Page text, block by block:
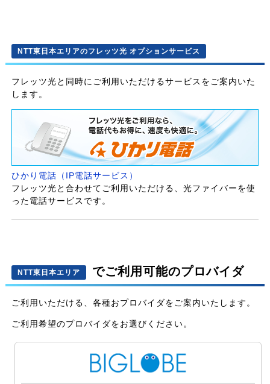
NTT東日本エリアのフレッツ光 オプションサービス
フレッツ光と同時にご利用いただけるサービスをご案内いた
します。
ひかり電話（IP電話サービス）
フレッツ光と合わせてご利用いただける、光ファイバーを使
った電話サービスです。
NTT東日本エリア でご利用可能のプロバイダ
ご利用いただける、各種おプロバイダをご案内いたします。
ご利用希望のプロバイダをお選びください。